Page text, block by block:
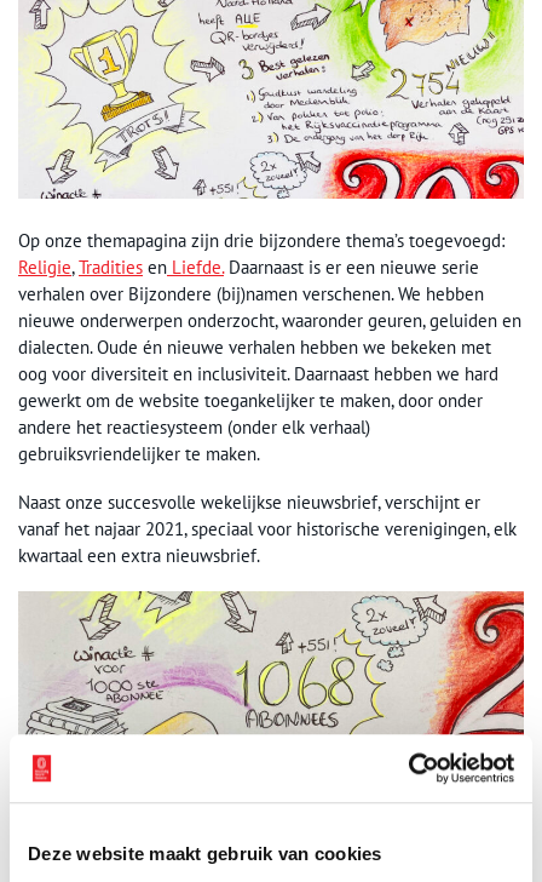
Deze website maakt gebruik van cookies
Op onze themapagina zijn drie bijzondere thema’s toegevoegd:
Religie,Tradities en Liefde.Daarnaast is er een nieuwe serie
verhalen over Bijzondere (bij)namen verschenen. We hebben
nieuwe onderwerpen onderzocht, waaronder geuren, geluiden en
dialecten. Oude én nieuwe verhalen hebben we bekeken met
oog voor diversiteit en inclusiviteit. Daarnaast hebben we hard
gewerkt om de website toegankelijker te maken, door onder
andere het reactiesysteem (onder elk verhaal)
gebruiksvriendelijker te maken.
Naast onze succesvolle wekelijkse nieuwsbrief, verschijnt er
vanaf het najaar 2021, speciaal voor historische verenigingen, elk
kwartaal een extra nieuwsbrief.